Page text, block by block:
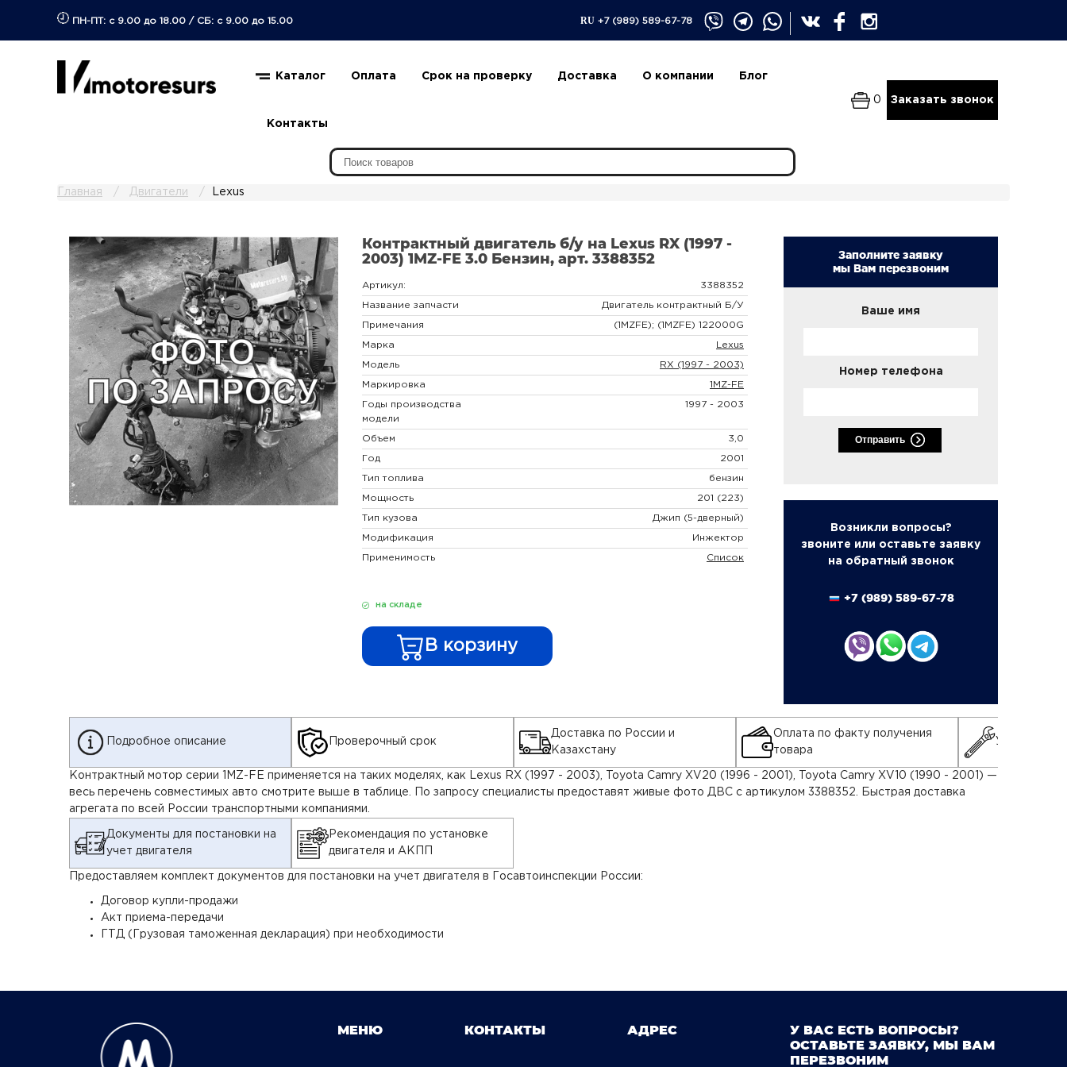
ПН-ПТ: с 9.00 до 18.00 / СБ: с 9.00 до 15.00 RU +7 (989) 589-67-78
Каталог Оплата Срок на проверку Доставка О компании Блог
Контакты
0 Заказать звонок
Главная Двигатели Lexus
Контрактный двигатель б/у на Lexus RX (1997 -
2003) 1MZ-FE 3.0 Бензин, арт. 3388352
Артикул: 3388352
Название запчасти Двигатель контрактный Б/У
Примечания (1MZFE); (1MZFE) 122000G
Марка Lexus
Модель RX (1997 - 2003)
Маркировка 1MZ-FE
Годы производства
модели
1997 - 2003
Объем 3,0
Год 2001
Тип топлива бензин
Мощность 201 (223)
Тип кузова Джип (5-дверный)
Модификация Инжектор
Применимость Список
на складе
В корзину
Заполните заявку
мы Вам перезвоним
Ваше имя
Номер телефона
Отправить
Возникли вопросы?
звоните или оставьте заявку
на обратный звонок
+7 (989) 589-67-78
Подробное описание Проверочный срок
Доставка по России и
Казахстану
Оплата по факту получения
товара
Установка
Контрактный мотор серии 1MZ-FE применяется на таких моделях, как Lexus RX (1997 - 2003), Toyota Camry XV20 (1996 - 2001), Toyota Camry XV10 (1990 - 2001) —
весь перечень совместимых авто смотрите выше в таблице. По запросу специалисты предоставят живые фото ДВС с артикулом 3388352. Быстрая доставка
агрегата по всей России транспортными компаниями.
Документы для постановки на
учет двигателя
Рекомендация по установке
двигателя и АКПП
Предоставляем комплект документов для постановки на учет двигателя в Госавтоинспекции России:
Договор купли-продажи
Акт приема-передачи
ГТД (Грузовая таможенная декларация) при необходимости
МЕНЮ КОНТАКТЫ АДРЕС
У ВАС ЕСТЬ ВОПРОСЫ?
ОСТАВЬТЕ ЗАЯВКУ, МЫ ВАМ
ПЕРЕЗВОНИМ